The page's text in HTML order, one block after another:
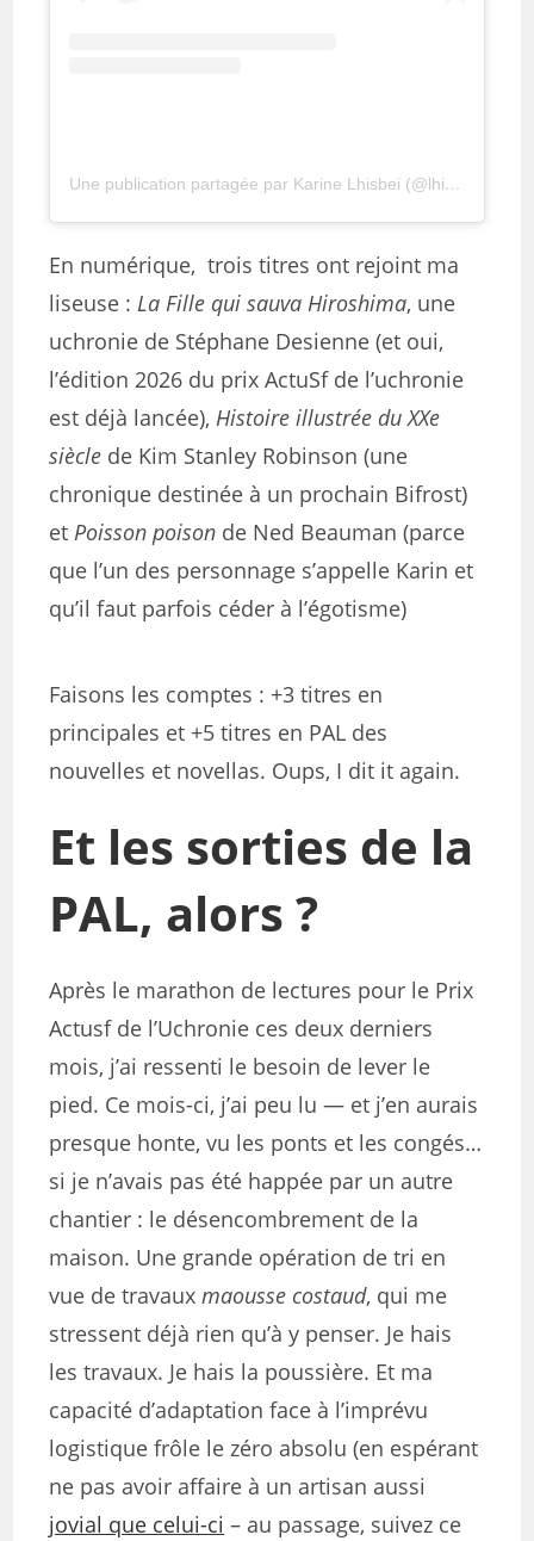
Une publication partagée par Karine Lhisbei (@lhisbei)
En numérique, trois titres ont rejoint ma
liseuse : La Fille qui sauva Hiroshima, une
uchronie de Stéphane Desienne (et oui,
l’édition 2026 du prix ActuSf de l’uchronie
est déjà lancée), Histoire illustrée du XXe
siècle de Kim Stanley Robinson (une
chronique destinée à un prochain Bifrost)
et Poisson poison de Ned Beauman (parce
que l’un des personnage s’appelle Karin et
qu’il faut parfois céder à l’égotisme)
Faisons les comptes : +3 titres en
principales et +5 titres en PAL des
nouvelles et novellas. Oups, I dit it again.
Et les sorties de la
PAL, alors ?
Après le marathon de lectures pour le Prix
Actusf de l’Uchronie ces deux derniers
mois, j’ai ressenti le besoin de lever le
pied. Ce mois-ci, j’ai peu lu — et j’en aurais
presque honte, vu les ponts et les congés…
si je n’avais pas été happée par un autre
chantier : le désencombrement de la
maison. Une grande opération de tri en
vue de travauxmaousse costaud, qui me
stressent déjà rien qu’à y penser. Je hais
les travaux. Je hais la poussière. Et ma
capacité d’adaptation face à l’imprévu
logistique frôle le zéro absolu (en espérant
ne pas avoir affaire à un artisan aussi
jovial que celui-ci – au passage, suivez ce